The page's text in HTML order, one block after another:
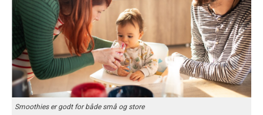
Smoothies er godt for både små og store